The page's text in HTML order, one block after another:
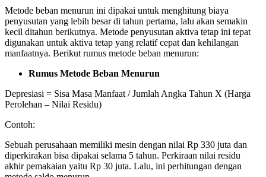
Metode beban menurun ini dipakai untuk menghitung biaya
penyusutan yang lebih besar di tahun pertama, lalu akan semakin
kecil ditahun berikutnya. Metode penyusutan aktiva tetap ini tepat
digunakan untuk aktiva tetap yang relatif cepat dan kehilangan
manfaatnya. Berikut rumus metode beban menurun:
Rumus Metode Beban Menurun
Depresiasi = Sisa Masa Manfaat / Jumlah Angka Tahun X (Harga
Perolehan – Nilai Residu)
Contoh:
Sebuah perusahaan memiliki mesin dengan nilai Rp 330 juta dan
diperkirakan bisa dipakai selama 5 tahun. Perkiraan nilai residu
akhir pemakaian yaitu Rp 30 juta. Lalu, ini perhitungan dengan